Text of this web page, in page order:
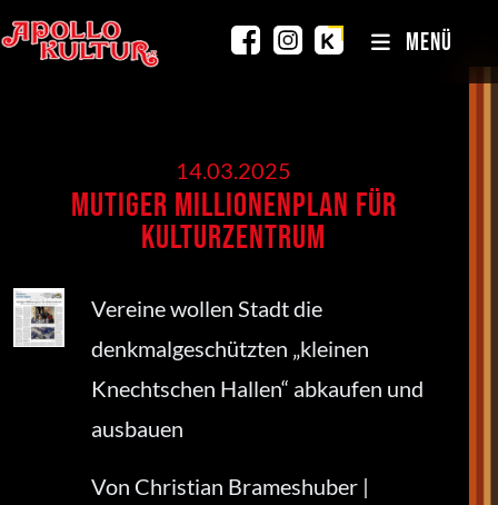
MENÜ
14.03.2025
Mutiger Millionenplan für
Kulturzentrum
Vereine wollen Stadt die
denkmalgeschützten „kleinen
Knechtschen Hallen“ abkaufen und
ausbauen
Von Christian Brameshuber |